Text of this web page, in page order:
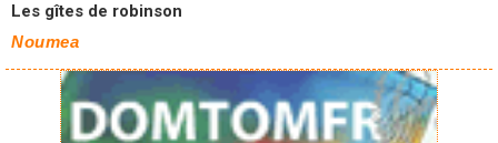
Les gîtes de robinson
Noumea